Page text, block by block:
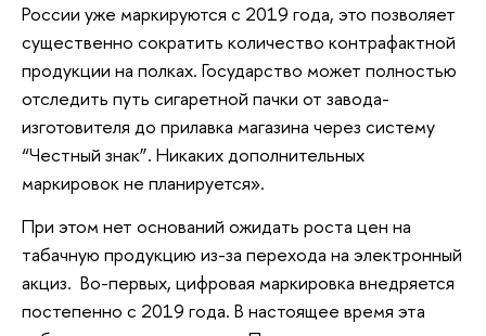
России уже маркируются с 2019 года, это позволяет
существенно сократить количество контрафактной
продукции на полках. Государство может полностью
отследить путь сигаретной пачки от завода-
изготовителя до прилавка магазина через систему
“Честный знак”. Никаких дополнительных
маркировок не планируется».
При этом нет оснований ожидать роста цен на
табачную продукцию из-за перехода на электронный
акциз. Во-первых, цифровая маркировка внедряется
постепенно с 2019 года. В настоящее время эта